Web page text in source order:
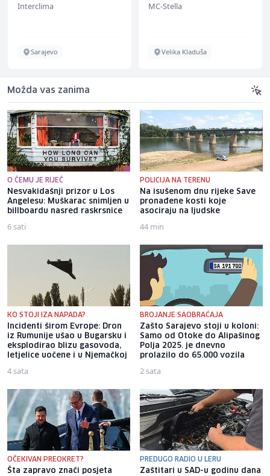
Interclima
Sarajevo
MC-Stella
Velika Kladuša
Možda vas zanima
O ČEMU JE RIJEČ
Nesvakidašnji prizor u Los
Angelesu: Muškarac snimljen u
billboardu nasred raskrsnice
6 sati
POLICIJA NA TERENU
Na isušenom dnu rijeke Save
pronađene kosti koje
asociraju na ljudske
44 min
KO STOJI IZA NAPADA?
Incidenti širom Evrope: Dron
iz Rumunije ušao u Bugarsku i
eksplodirao blizu gasovoda,
letjelice uočene i u Njemačkoj
4 sata
BROJANJE SAOBRAĆAJA
Zašto Sarajevo stoji u koloni:
Samo od Otoke do Alipašinog
Polja 2025. je dnevno
prolazilo do 65.000 vozila
2 sata
OČEKIVAN PREOKRET?
Šta zapravo znači posjeta
PREDUGO RADIO U LERU
Zaštitari u SAD-u godinu dana